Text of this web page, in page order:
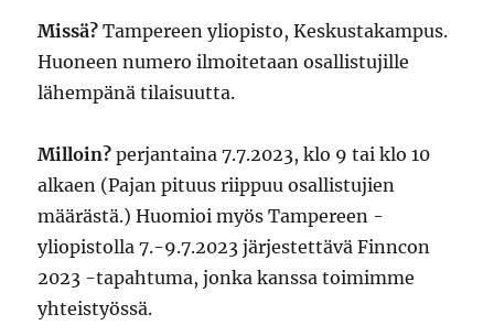
Missä? Tampereen yliopisto, Keskustakampus.
Huoneen numero ilmoitetaan osallistujille
lähempänä tilaisuutta.
Milloin? perjantaina 7.7.2023, klo 9 tai klo 10
alkaen (Pajan pituus riippuu osallistujien
määrästä.) Huomioi myös Tampereen -
yliopistolla 7.-9.7.2023 järjestettävä Finncon
2023 -tapahtuma, jonka kanssa toimimme
yhteistyössä.